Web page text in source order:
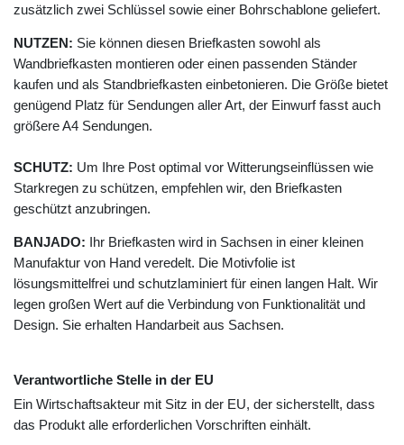
zusätzlich zwei Schlüssel sowie einer Bohrschablone geliefert.
NUTZEN: Sie können diesen Briefkasten sowohl als
Wandbriefkasten montieren oder einen passenden Ständer
kaufen und als Standbriefkasten einbetonieren. Die Größe bietet
genügend Platz für Sendungen aller Art, der Einwurf fasst auch
größere A4 Sendungen.
SCHUTZ: Um Ihre Post optimal vor Witterungseinflüssen wie
Starkregen zu schützen, empfehlen wir, den Briefkasten
geschützt anzubringen.
BANJADO: Ihr Briefkasten wird in Sachsen in einer kleinen
Manufaktur von Hand veredelt. Die Motivfolie ist
lösungsmittelfrei und schutzlaminiert für einen langen Halt. Wir
legen großen Wert auf die Verbindung von Funktionalität und
Design. Sie erhalten Handarbeit aus Sachsen.
Verantwortliche Stelle in der EU
Ein Wirtschaftsakteur mit Sitz in der EU, der sicherstellt, dass
das Produkt alle erforderlichen Vorschriften einhält.